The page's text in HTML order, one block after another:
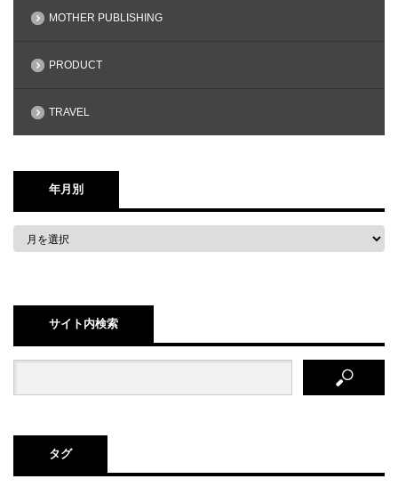
MOTHER PUBLISHING
PRODUCT
TRAVEL
年月別
サイト内検索
タグ